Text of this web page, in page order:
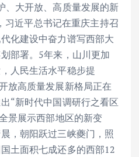
、大开放、高质量发展的新
习近平总书记在重庆主持召
化建设中奋力谱写西部大
部署。5年来，山川更加
人民生活水平稳步提
放高质量发展新格局正在
“新时代中国调研行之看区
景展示西部地区的新变
，朝阳跃过三峡夔门，照
土面积七成还多的西部12